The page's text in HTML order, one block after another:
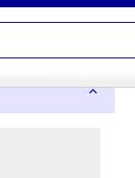
Tout déplier